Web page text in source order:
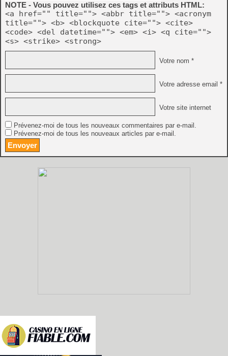
NOTE - Vous pouvez utilisez ces tags et attributs HTML:
<a href="" title=""> <abbr title=""> <acronym
title=""> <b> <blockquote cite=""> <cite>
<code> <del datetime=""> <em> <i> <q cite="">
<s> <strike> <strong>
Votre nom *
Votre adresse email *
Votre site internet
Prévenez-moi de tous les nouveaux commentaires par e-mail.
Prévenez-moi de tous les nouveaux articles par e-mail.